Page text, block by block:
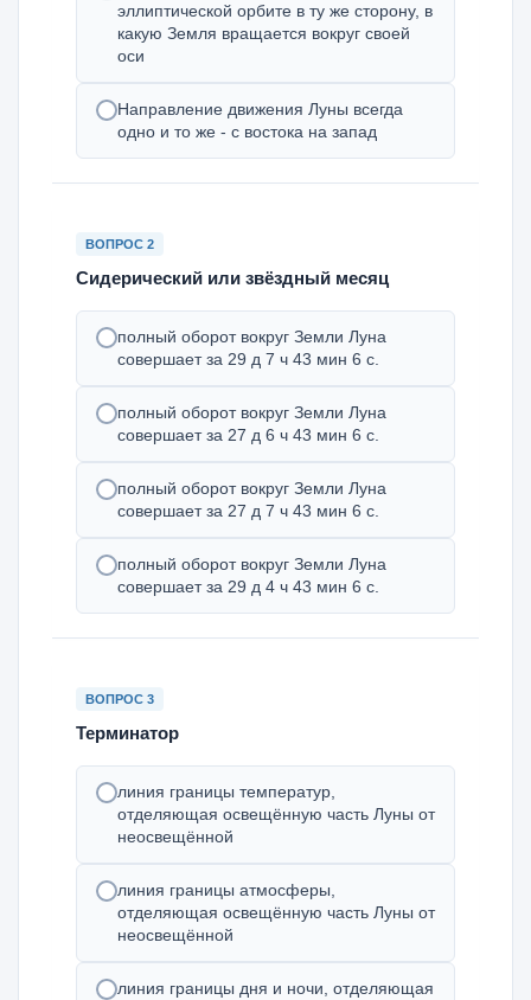
эллиптической орбите в ту же сторону, в
какую Земля вращается вокруг своей
оси
Направление движения Луны всегда
одно и то же - с востока на запад
ВОПРОС 2
Сидерический или звёздный месяц
полный оборот вокруг Земли Луна
совершает за 29 д 7 ч 43 мин 6 с.
полный оборот вокруг Земли Луна
совершает за 27 д 6 ч 43 мин 6 с.
полный оборот вокруг Земли Луна
совершает за 27 д 7 ч 43 мин 6 с.
полный оборот вокруг Земли Луна
совершает за 29 д 4 ч 43 мин 6 с.
ВОПРОС 3
Терминатор
линия границы температур,
отделяющая освещённую часть Луны от
неосвещённой
линия границы атмосферы,
отделяющая освещённую часть Луны от
неосвещённой
линия границы дня и ночи, отделяющая